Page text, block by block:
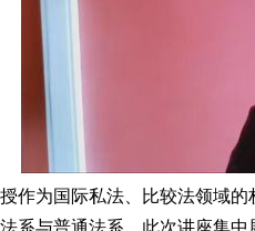
作为国际私法、比较法领域
系与普通法系。此次讲座集